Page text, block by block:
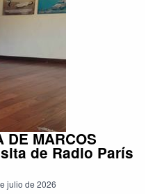
sobre este
invita a mirar el
sensible y
Radio París La Paz.
DE MARCOS
de Radio París
julio de 2026